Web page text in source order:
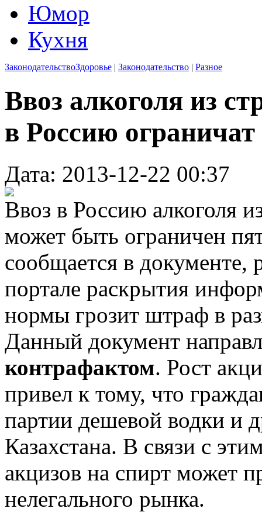
Юмор
Кухня
ЗаконодательствоЗдоровье | Законодательство | Разное
Ввоз алкоголя из
в Россию
Дата: 2013-12-22 00:37
Ввоз в Россию алкоголя
может быть ограничен
сообщается в
портале раскрытия
нормы грозит штраф в
Данный документ
контрафактом. Рост
привел к тому, что
партии дешевой водки и
Казахстана. В связи с
акцизов на спирт может
нелегального рынка.